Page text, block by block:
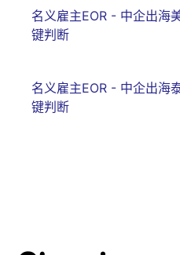
名义雇主EOR - 中企出海
键判断
名义雇主EOR - 中企出海
键判断